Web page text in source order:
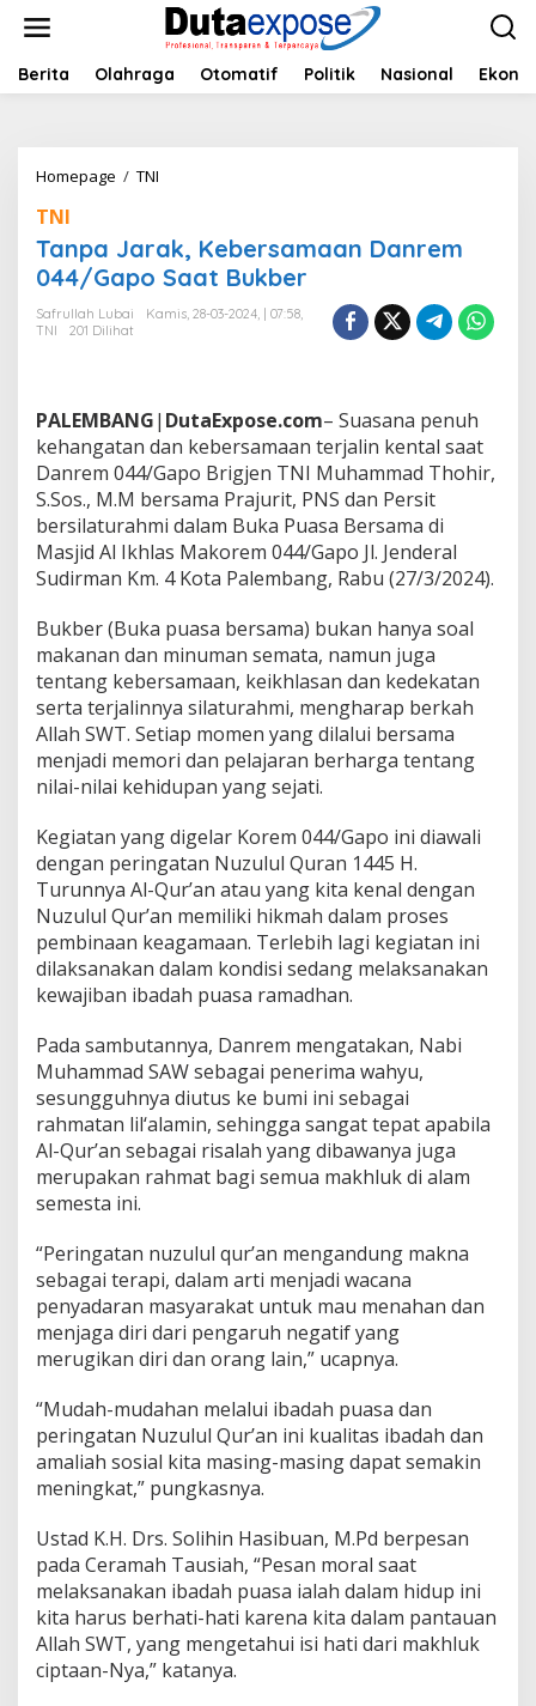
t
Berita Olahraga Otomatif Politik Nasional
Homepage / TNI
p
a
K
e
b
e
r
s
m
a
n
D
n
r
e
m
0
4
/
G
a
p
o
S
a
a
B
u
k
b
e
r
TNI
Tanpa Jarak, Kebersamaan Danrem
044/Gapo Saat Bukber
Safrullah Lubai
Kamis, 28-03-2024, | 07:58,
TNI
201 Dilihat
PALEMBANG| DutaExpose.com– Suasana penuh
kehangatan dan kebersamaan terjalin kental saat
Danrem 044/Gapo Brigjen TNI Muhammad Thohir,
S.Sos., M.M bersama Prajurit, PNS dan Persit
bersilaturahmi dalam Buka Puasa Bersama di
Masjid Al Ikhlas Makorem 044/Gapo Jl. Jenderal
Sudirman Km. 4 Kota Palembang, Rabu (27/3/2024).
Bukber (Buka puasa bersama) bukan hanya soal
makanan dan minuman semata, namun juga
tentang kebersamaan, keikhlasan dan kedekatan
serta terjalinnya silaturahmi, mengharap berkah
Allah SWT. Setiap momen yang dilalui bersama
menjadi memori dan pelajaran berharga tentang
nilai-nilai kehidupan yang sejati.
Kegiatan yang digelar Korem 044/Gapo ini diawali
dengan peringatan Nuzulul Quran 1445 H.
Turunnya Al-Qur’an atau yang kita kenal dengan
Nuzulul Qur’an memiliki hikmah dalam proses
pembinaan keagamaan. Terlebih lagi kegiatan ini
dilaksanakan dalam kondisi sedang melaksanakan
kewajiban ibadah puasa ramadhan.
Pada sambutannya, Danrem mengatakan, Nabi
Muhammad SAW sebagai penerima wahyu,
sesungguhnya diutus ke bumi ini sebagai
rahmatan lil‘alamin, sehingga sangat tepat apabila
Al-Qur’an sebagai risalah yang dibawanya juga
merupakan rahmat bagi semua makhluk di alam
semesta ini.
“Peringatan nuzulul qur’an mengandung makna
sebagai terapi, dalam arti menjadi wacana
penyadaran masyarakat untuk mau menahan dan
menjaga diri dari pengaruh negatif yang
merugikan diri dan orang lain,” ucapnya.
“Mudah-mudahan melalui ibadah puasa dan
peringatan Nuzulul Qur’an ini kualitas ibadah dan
amaliah sosial kita masing-masing dapat semakin
meningkat,” pungkasnya.
Ustad K.H. Drs. Solihin Hasibuan, M.Pd berpesan
pada Ceramah Tausiah, “Pesan moral saat
melaksanakan ibadah puasa ialah dalam hidup ini
kita harus berhati-hati karena kita dalam pantauan
Allah SWT, yang mengetahui isi hati dari makhluk
ciptaan-Nya,” katanya.